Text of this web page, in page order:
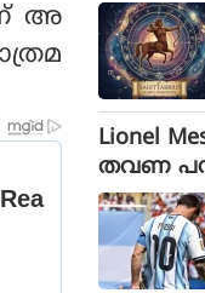
അ
Lionel
തവണ